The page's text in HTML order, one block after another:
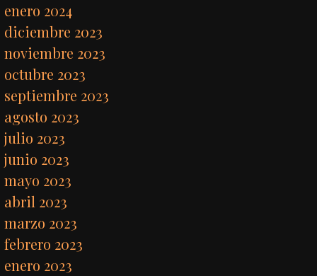
enero 2024
diciembre 2023
noviembre 2023
octubre 2023
septiembre 2023
agosto 2023
julio 2023
junio 2023
mayo 2023
abril 2023
marzo 2023
febrero 2023
enero 2023